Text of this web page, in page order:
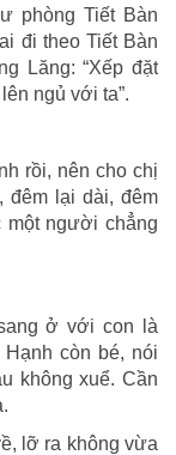
phòng Tiết Bàn
đi theo Tiết Bàn
Lăng: “Xếp đặt
ngủ với ta”.
rồi, nên cho chị
đêm lại dài, đêm
một người chẳng
ở với con là
còn bé, nói
không xuể. Cần
lỡ ra không vừa